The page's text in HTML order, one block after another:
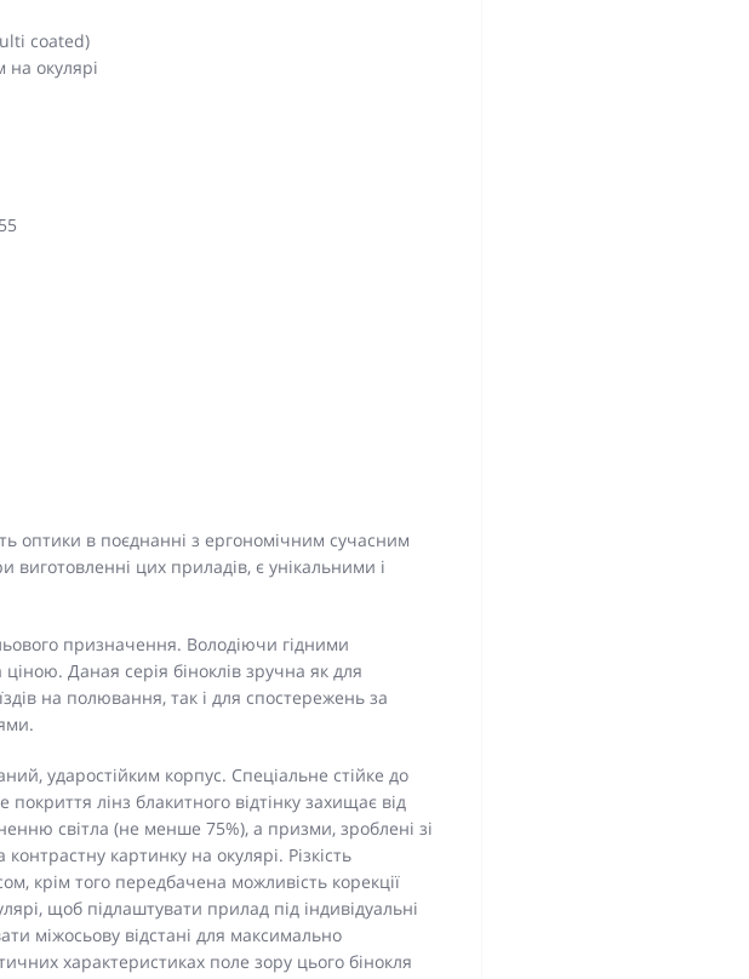
coated)
на окулярі
оптики в поєднанні з ергономічним сучасним
виготовленні цих приладів, є унікальними і
призначення. Володіючи гідними
Даная серія біноклів зручна як для
на полювання, так і для спостережень за
ударостійким корпус. Спеціальне стійке до
лінз блакитного відтінку захищає від
світла (не менше 75%), а призми, зроблені зі
картинку на окулярі. Різкість
крім того передбачена можливість корекції
щоб підлаштувати прилад під індивідуальні
міжосьову відстані для максимально
характеристиках поле зору цього бінокля